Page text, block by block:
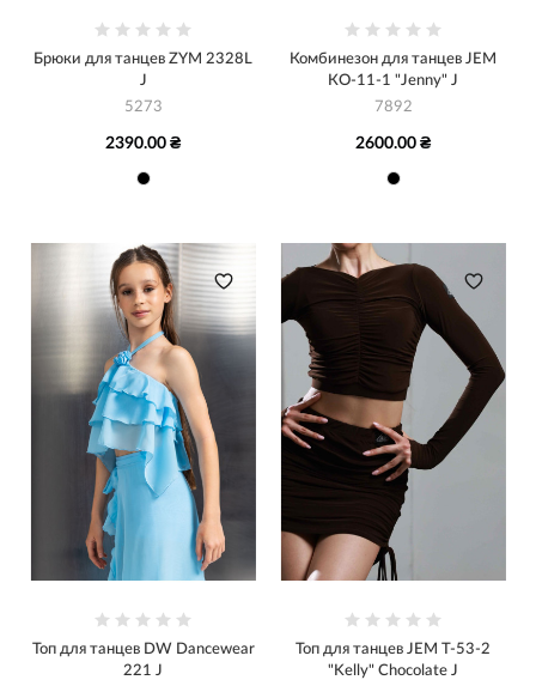
Брюки для танцев ZYM 2328L
J
5273
2390.00 ₴
Комбинезон для танцев JEM
КО-11-1 "Jenny" J
7892
2600.00 ₴
Топ для танцев DW Dancewear
221 J
Топ для танцев JEM Т-53-2
"Kelly" Chocolate J